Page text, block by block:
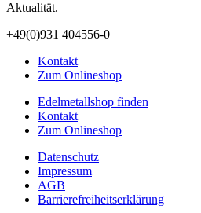
Aktualität.
+49(0)931 404556-0
Kontakt
Zum Onlineshop
Edelmetallshop finden
Kontakt
Zum Onlineshop
Datenschutz
Impressum
AGB
Barrierefreiheitserklärung